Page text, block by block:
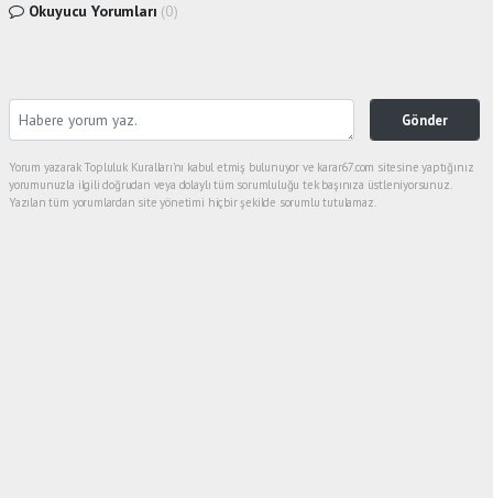
Okuyucu Yorumları (0)
Gönder
Yorum yazarak Topluluk Kuralları’nı kabul etmiş bulunuyor ve karar67.com sitesine yaptığınız
yorumunuzla ilgili doğrudan veya dolaylı tüm sorumluluğu tek başınıza üstleniyorsunuz.
Yazılan tüm yorumlardan site yönetimi hiçbir şekilde sorumlu tutulamaz.